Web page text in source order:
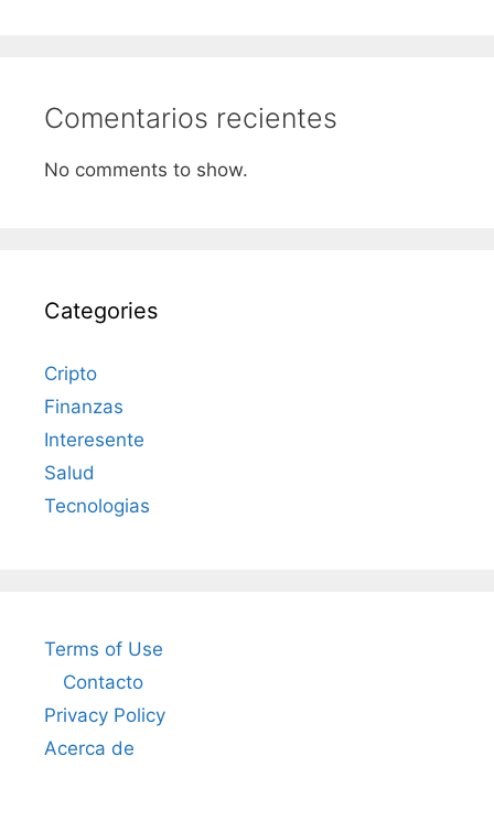
Comentarios recientes
No comments to show.
Categories
Cripto
Finanzas
Interesente
Salud
Tecnologias
Terms of Use
Contacto
Privacy Policy
Acerca de